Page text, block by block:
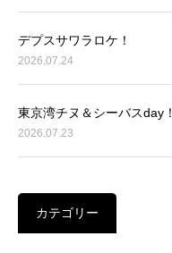
デプスサワラロケ！
2026.07.24
東京湾チヌ＆シーバスday！
2026.07.23
カテゴリー